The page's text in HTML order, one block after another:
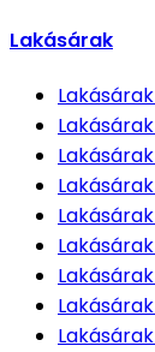
Lakásárak
Lakásárak
Lakásárak
Lakásárak
Lakásárak
Lakásárak
Lakásárak
Lakásárak
Lakásárak
Lakásárak